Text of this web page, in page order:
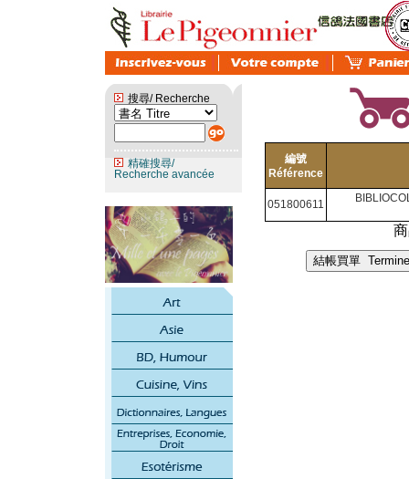
搜尋/ Recherche
精確搜尋/
Recherche avancée
編號
Référence
051800611